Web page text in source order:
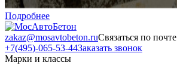
Подробнее
zakaz@mosavtobeton.ruСвязаться по почте
+7(495)-065-53-44Заказать звонок
Марки и классы